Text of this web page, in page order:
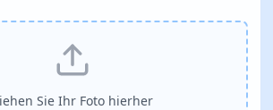
Sie Ihr Foto hierher